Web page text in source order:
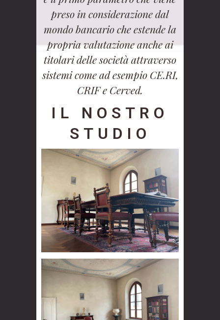
preso in considerazione dal
mondo bancario che estende la
propria valutazione anche ai
titolari delle società attraverso
sistemi come ad esempio CE.RI,
CRIF e Cerved.
IL NOSTRO
STUDIO